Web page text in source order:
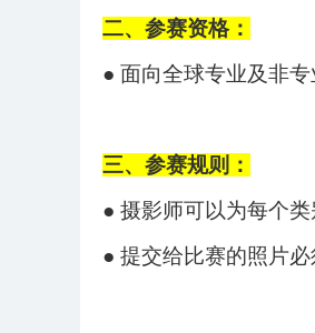
二、参赛资格：
● 面向全球专业及非
三、参赛规则：
● 摄影师可以为每个
● 提交给比赛的照片必